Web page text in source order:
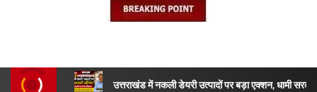
उत्तराखंड में नकली डेयरी उत्पादों पर बड़ा एक्शन, धामी